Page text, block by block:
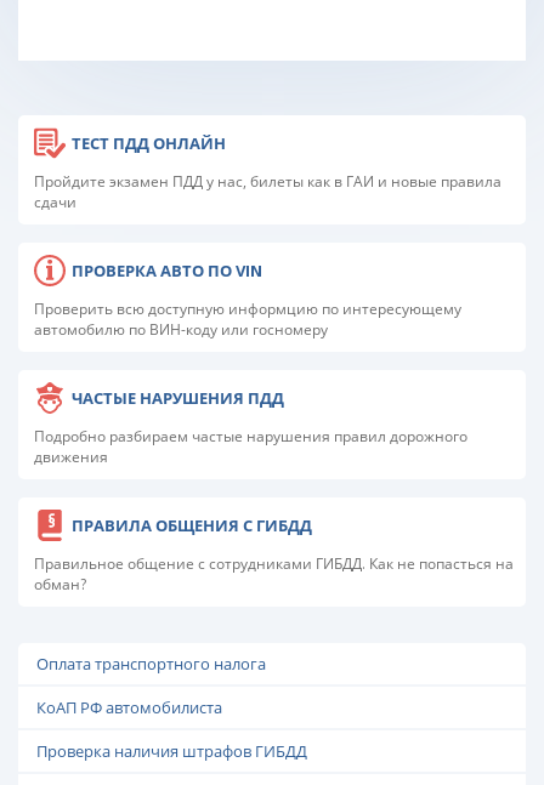
ТЕСТ ПДД ОНЛАЙН
Пройдите экзамен ПДД у нас, билеты как в ГАИ и новые правила
сдачи
ПРОВЕРКА АВТО ПО VIN
Проверить всю доступную информцию по интересующему
автомобилю по ВИН-коду или госномеру
ЧАСТЫЕ НАРУШЕНИЯ ПДД
Подробно разбираем частые нарушения правил дорожного
движения
ПРАВИЛА ОБЩЕНИЯ С ГИБДД
Правильное общение с сотрудниками ГИБДД. Как не попасться на
обман?
Оплата транспортного налога
КоАП РФ автомобилиста
Проверка наличия штрафов ГИБДД